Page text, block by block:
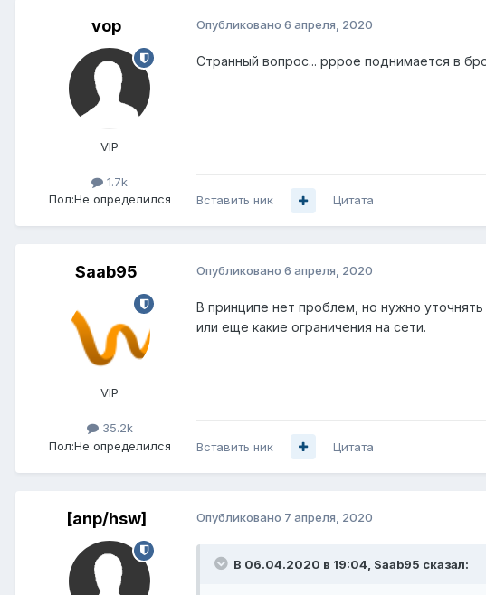
vop
VIP
1.7k
Пол:Не определился
Опубликовано 6 апреля, 2020
Странный вопрос... pppoe поднимается в
Вставить ник Цитата
Saab95
VIP
35.2k
Пол:Не определился
Опубликовано 6 апреля, 2020
В принципе нет проблем, но нужно
или еще какие ограничения на сети.
Вставить ник Цитата
[anp/hsw] Опубликовано 7 апреля, 2020
В 06.04.2020 в 19:04, Saab95 сказал: